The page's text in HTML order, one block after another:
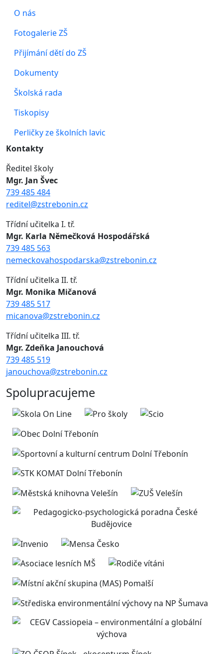
O nás
Fotogalerie ZŠ
Přijímání dětí do ZŠ
Dokumenty
Školská rada
Tiskopisy
Perličky ze školních lavic
Kontakty
Ředitel školy
Mgr. Jan Švec
739 485 484
reditel@zstrebonin.cz
Třídní učitelka I. tř.
Mgr. Karla Němečková Hospodářská
739 485 563
nemeckovahospodarska@zstrebonin.cz
Třídní učitelka II. tř.
Mgr. Monika Mičanová
739 485 517
micanova@zstrebonin.cz
Třídní učitelka III. tř.
Mgr. Zdeňka Janouchová
739 485 519
janouchova@zstrebonin.cz
Spolupracujeme